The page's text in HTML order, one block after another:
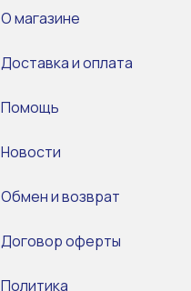
О магазине
Доставка и оплата
Помощь
Новости
Обмен и возврат
Договор оферты
Политика